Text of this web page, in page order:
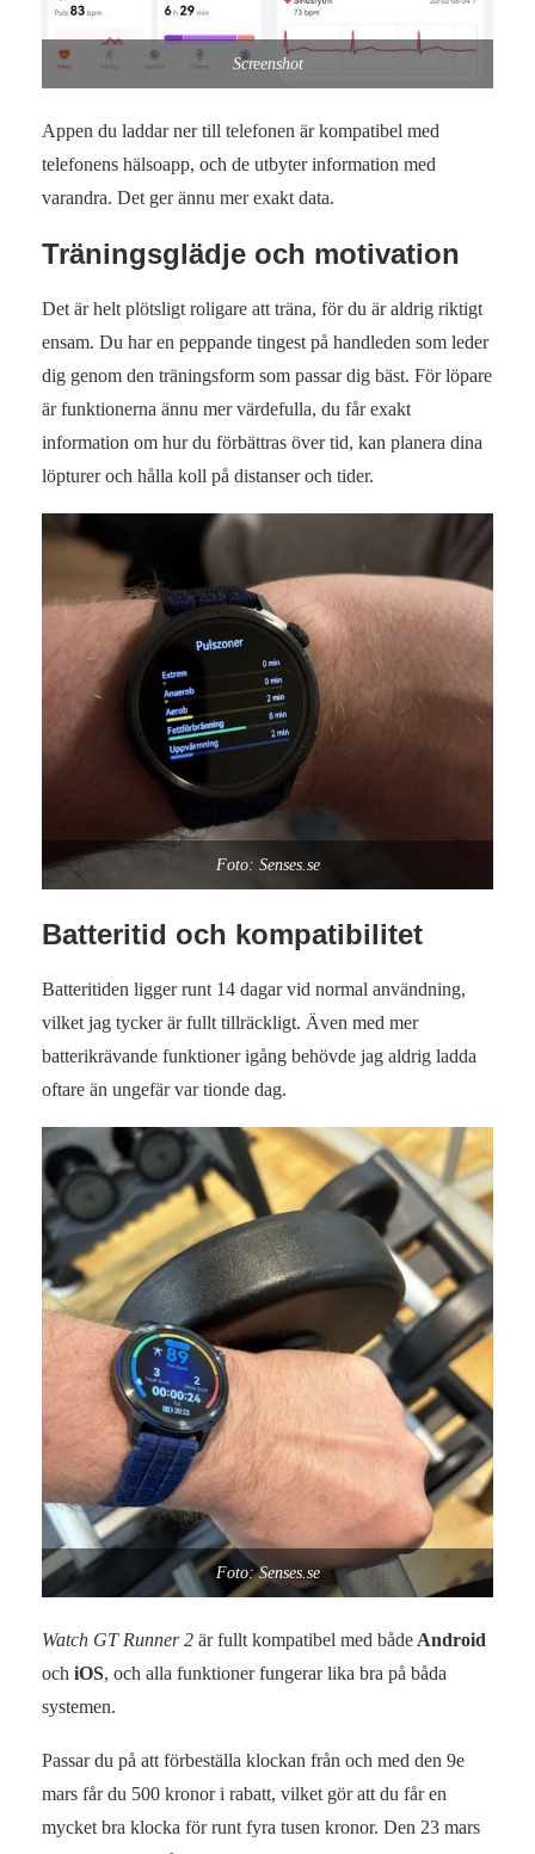
Screenshot
Appen du laddar ner till telefonen är kompatibel med
telefonens hälsoapp, och de utbyter information med
varandra. Det ger ännu mer exakt data.
Träningsglädje och motivation
Det är helt plötsligt roligare att träna, för du är aldrig riktigt
ensam. Du har en peppande tingest på handleden som leder
dig genom den träningsform som passar dig bäst. För löpare
är funktionerna ännu mer värdefulla, du får exakt
information om hur du förbättras över tid, kan planera dina
löpturer och hålla koll på distanser och tider.
Foto: Senses.se
Batteritid och kompatibilitet
Batteritiden ligger runt 14 dagar vid normal användning,
vilket jag tycker är fullt tillräckligt. Även med mer
batterikrävande funktioner igång behövde jag aldrig ladda
oftare än ungefär var tionde dag.
Foto: Senses.se
Watch GT Runner 2 är fullt kompatibel med både Android
och iOS, och alla funktioner fungerar lika bra på båda
systemen.
Passar du på att förbeställa klockan från och med den 9e
mars får du 500 kronor i rabatt, vilket gör att du får en
mycket bra klocka för runt fyra tusen kronor. Den 23 mars